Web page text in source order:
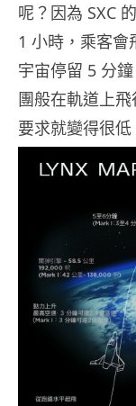
呢？因為 SXC
1 小時，乘客會
宇宙停留 5 分
團般在軌道上
要求就變得很低